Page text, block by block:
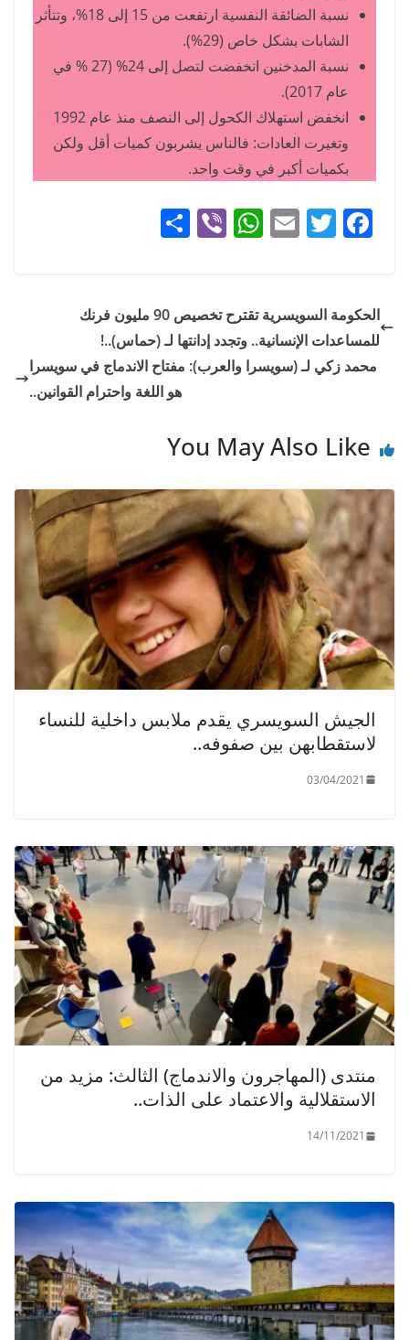
نسبة الضائقة النفسية ارتفعت من 15 إلى 18%، وتتأثر
الشابات بشكل خاص (29%).
نسبة المدخنين انخفضت لتصل إلى 24% (27 % في
عام 2017).
انخفض استهلاك الكحول إلى النصف منذ عام 1992
وتغيرت العادات: فالناس يشربون كميات أقل ولكن
بكميات أكبر في وقت واحد.
F
e
b
o
k
T
er
E
l
W
s
A
p
Vi
eالحكومة السويسرية تقترح تخصيص 90 مليون فرنك
للمساعدات الإنسانية.. وتجدد إدانتها لـ (حماس)..!
محمد زكي لـ (سويسرا والعرب): مفتاح الاندماج في سويسرا
هو اللغة واحترام القوانين..
You May Also Like
الجيش السويسري يقدم ملابس داخلية للنساء
لاستقطابهن بين صفوفه..
03/04/2021
منتدى (المهاجرون والاندماج) الثالث: مزيد من
الاستقلالية والاعتماد على الذات..
14/11/2021